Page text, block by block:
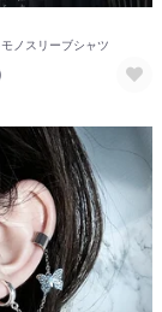
ノスリーブシャツ